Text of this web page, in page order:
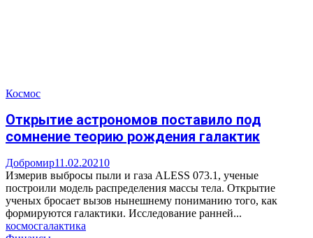
Космос
Открытие астрономов поставило под
сомнение теорию рождения галактик
Добромир11.02.20210
Измерив выбросы пыли и газа ALESS 073.1, ученые
построили модель распределения массы тела. Открытие
ученых бросает вызов нынешнему пониманию того, как
формируются галактики. Исследование ранней...
космосгалактика